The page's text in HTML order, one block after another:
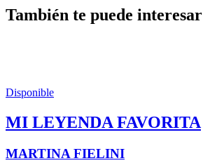
También te puede interesar
Disponible
MI LEYENDA FAVORITA
MARTINA FIELINI